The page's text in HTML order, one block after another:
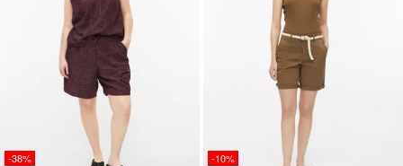
-38% -10%